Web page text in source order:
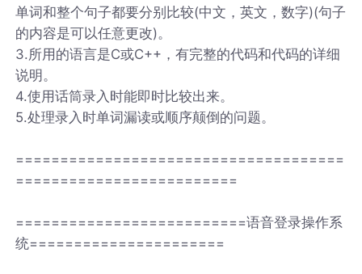
单词和整个句子都要分别比较(中文，英文，数字)(句子
的内容是可以任意更改)。
3.所用的语言是C或C++，有完整的代码和代码的详细
说明。
4.使用话筒录入时能即时比较出来。
5.处理录入时单词漏读或顺序颠倒的问题。
=====================================
=========================
==========================语音登录操作系
统======================